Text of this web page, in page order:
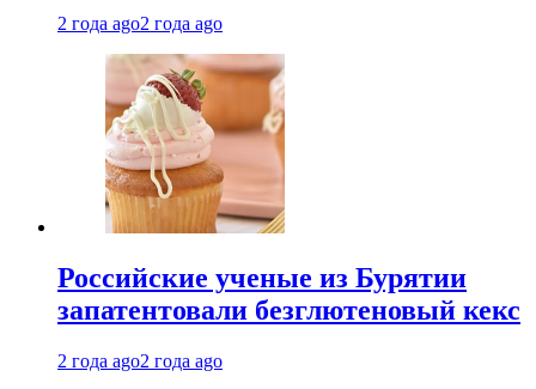
2 года ago2 года ago
Российские ученые из Бурятии
запатентовали безглютеновый кекс
2 года ago2 года ago